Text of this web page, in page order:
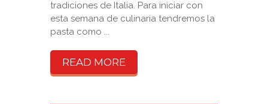
tradiciones de Italia. Para iniciar con
esta semana de culinaria tendremos la
pasta como ...
READ MORE